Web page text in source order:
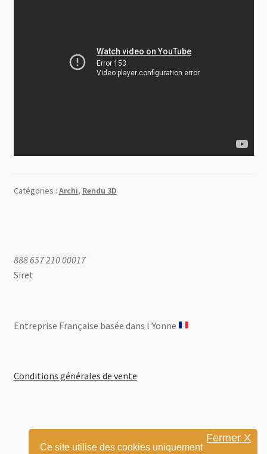
Catégories : Archi, Rendu 3D
888 657 210 00017
Siret
Entreprise Française basée dans l'Yonne ​
Conditions générales de vente
Ce site utilise des cookies uniquement
Fermer X